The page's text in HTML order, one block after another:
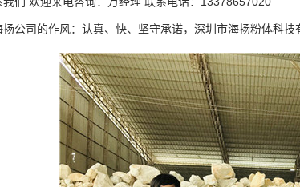
扬公司的作风：认真、快、坚守承诺，深圳市海扬粉体科